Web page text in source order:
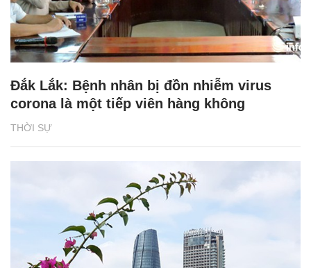
THỜI SỰ
Đắk Lắk: Bệnh nhân bị đồn nhiễm virus
corona là một tiếp viên hàng không